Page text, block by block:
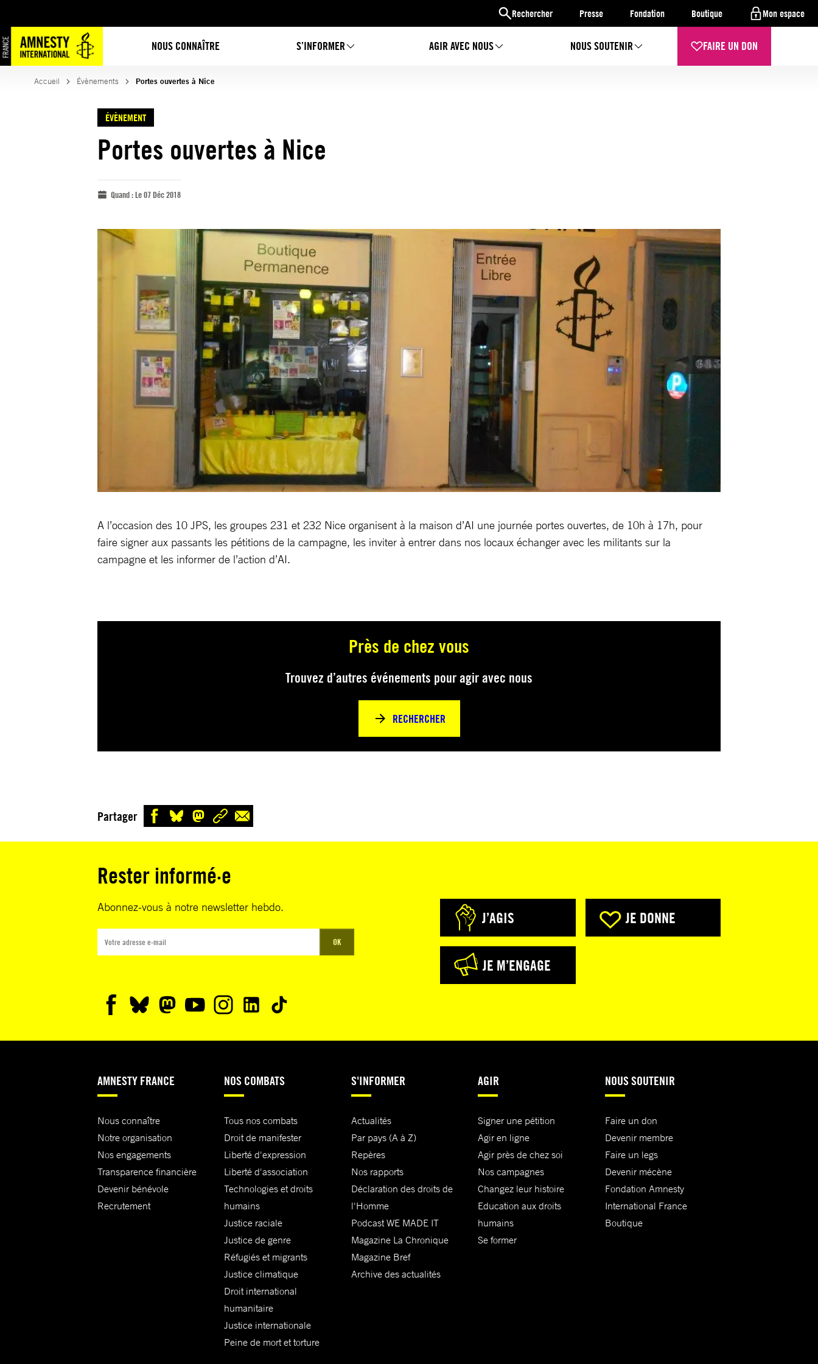
Rechercher Presse Fondation Boutique Mon espace
NOUS CONNAÎTRE S’INFORMER AGIR AVEC NOUS NOUS SOUTENIR FAIRE UN DON
Accueil Évènements Portes ouvertes à Nice
ÉVÈNEMENT
Portes ouvertes à Nice
Quand :Le 07 Déc 2018
A l’occasion des 10 JPS, les groupes 231 et 232 Nice organisent à la maison d’AI une journée portes ouvertes, de 10h à 17h, pour
faire signer aux passants les pétitions de la campagne, les inviter à entrer dans nos locaux échanger avec les militants sur la
campagne et les informer de l’action d’AI.
Près de chez vous
Trouvez d’autres événements pour agir avec nous
RECHERCHER
Partager
Rester informé·e
Abonnez-vous à notre newsletter hebdo.
OK
J’AGIS JE DONNE
JE M’ENGAGE
AMNESTY FRANCE
Nous connaître
Notre organisation
Nos engagements
Transparence financière
Devenir bénévole
Recrutement
NOS COMBATS
Tous nos combats
Droit de manifester
Liberté d'expression
Liberté d'association
Technologies et droits
humains
Justice raciale
Justice de genre
Réfugiés et migrants
Justice climatique
Droit international
humanitaire
Justice internationale
Peine de mort et torture
S'INFORMER
Actualités
Par pays (A à Z)
Repères
Nos rapports
Déclaration des droits de
l'Homme
Podcast WE MADE IT
Magazine La Chronique
Magazine Bref
Archive des actualités
AGIR
Signer une pétition
Agir en ligne
Agir près de chez soi
Nos campagnes
Changez leur histoire
Education aux droits
humains
Se former
NOUS SOUTENIR
Faire un don
Devenir membre
Faire un legs
Devenir mécène
Fondation Amnesty
International France
Boutique